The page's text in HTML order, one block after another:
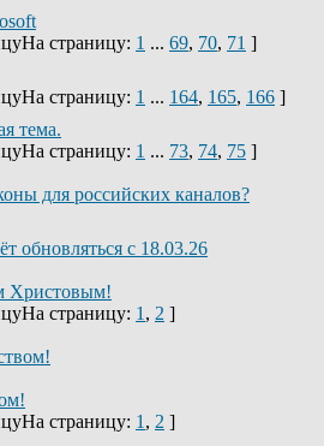
На страницу: 1 ... 69, 70, 71 ]
На страницу: 1 ... 164, 165, 166 ]
тема.
На страницу: 1 ... 73, 74, 75 ]
для российских каналов?
обновляться с 18.03.26
Христовым!
На страницу: 1 , 2 ]
На страницу: 1 , 2 ]